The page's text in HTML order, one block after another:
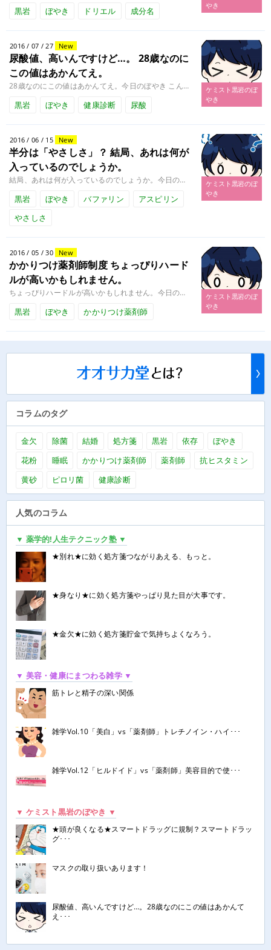
やき
黒岩 ぼやき ドリエル 成分名
ケミスト黒岩のぼ
やき
2016 / 07 / 27 New
尿酸値、高いんですけど…。
28歳なのに
この値はあかんてえ。
28歳なのにこの値はあかんてえ。今日のぼやき こんにちは、薬剤師のケミスト黒岩です。 先月、健康診断を受けてきました。 ........
黒岩 ぼやき 健康診断 尿酸
ケミスト黒岩のぼ
やき
2016 / 06 / 15 New
半分は「やさしさ」？ 結局、あれは何が
入っているのでしょうか。
結局、あれは何が入っているのでしょうか。今日のぼやき こんにちは、薬剤師のケミスト黒岩です。 名古屋出身の私は子供のころ........
黒岩 ぼやき バファリン
アスピリン
やさしさ
ケミスト黒岩のぼ
やき
2016 / 05 / 30 New
かかりつけ薬剤師制度 ちょっぴりハード
ルが高いかもしれません。
ちょっぴりハードルが高いかもしれません。今日のぼやき こんにちは、薬剤師のケミスト黒岩です。 このほど「2016年度診療........
黒岩 ぼやき かかりつけ薬剤師
コラムのタグ
金欠 除菌 結婚 処方箋 黒岩 依存
ぼやき
花粉
睡眠 かかりつけ薬剤師 薬剤師
抗ヒスタミン
黄砂
ピロリ菌 健康診断
人気のコラム
▼ 薬学的!人生テクニック塾 ▼
★別れ★に効く処方箋つながりあえる、もっと。
★身なり★に効く処方箋やっぱり見た目が大事です。
★金欠★に効く処方箋貯金で気持ちよくなろう。
▼ 美容・健康にまつわる雑学 ▼
筋トレと精子の深い関係
雑学Vol.10「美白」vs「薬剤師」トレチノイン・ハイ･･･
雑学Vol.12「ヒルドイド」vs「薬剤師」美容目的で使･･･
▼ ケミスト黒岩のぼやき ▼
★頭が良くなる★スマートドラッグに規制？スマートドラッ
グ･･･
マスクの取り扱いあります！
尿酸値、高いんですけど…。28歳なのにこの値はあかんて
え･･･